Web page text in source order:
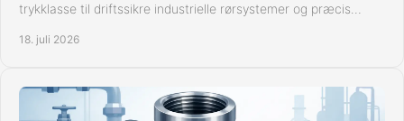
trykklasse til driftssikre industrielle rørsystemer og præcis
18. juli 2026